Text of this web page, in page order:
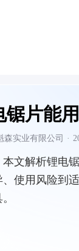
锯片能
森实业有限公司 ·
本文解析锂电
、使用风险到